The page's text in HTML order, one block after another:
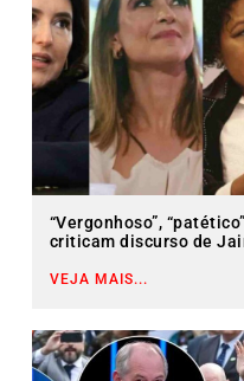
“Vergonhoso”,
criticam discurso de
VEJA MAIS...